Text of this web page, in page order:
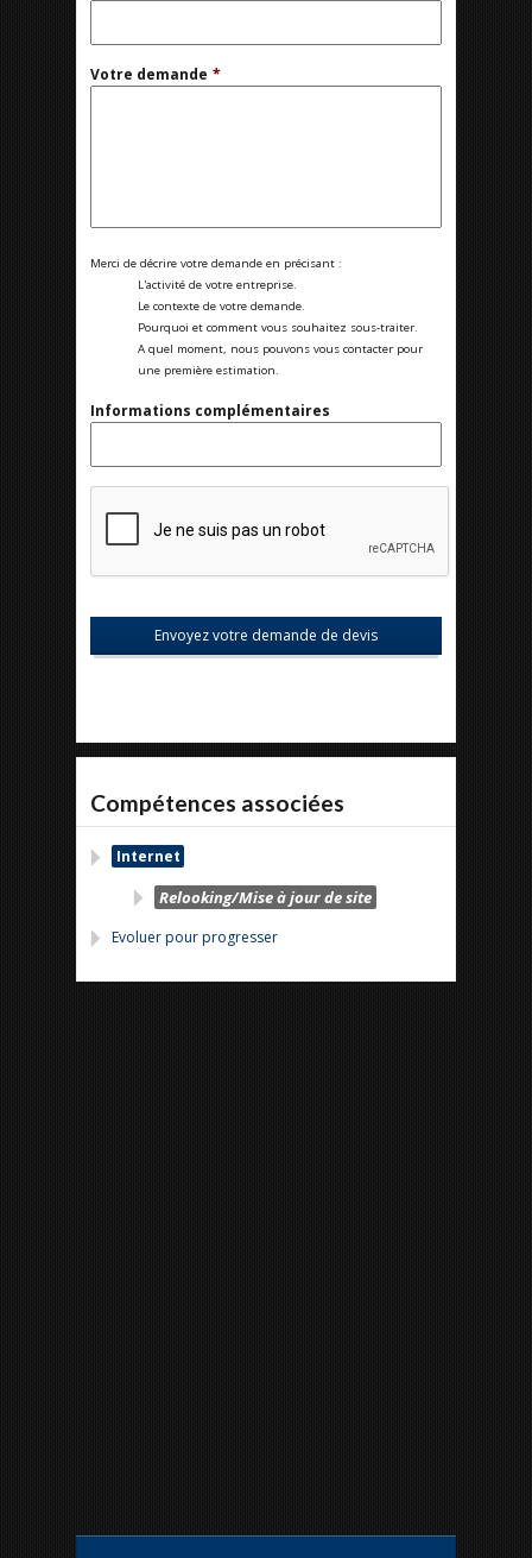
Votre demande *
Merci de décrire votre demande en précisant :
L'activité de votre entreprise.
Le contexte de votre demande.
Pourquoi et comment vous souhaitez sous-traiter.
A quel moment, nous pouvons vous contacter pour
une première estimation.
Informations complémentaires
Compétences associées
Internet
Relooking/Mise à jour de site
Evoluer pour progresser